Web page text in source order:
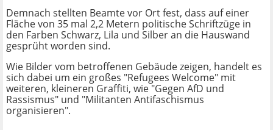
Demnach stellten Beamte vor Ort fest, dass auf einer
Fläche von 35 mal 2,2 Metern politische Schriftzüge in
den Farben Schwarz, Lila und Silber an die Hauswand
gesprüht worden sind.
Wie Bilder vom betroffenen Gebäude zeigen, handelt es
sich dabei um ein großes "Refugees Welcome" mit
weiteren, kleineren Graffiti, wie "Gegen AfD und
Rassismus" und "Militanten Antifaschismus
organisieren".